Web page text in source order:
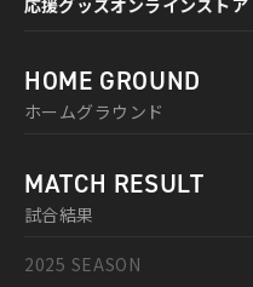
HOME GROUND
ホームグラウンド
MATCH RESULT
試合結果
2025 SEASON